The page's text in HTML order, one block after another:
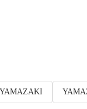
YAMAZAKI